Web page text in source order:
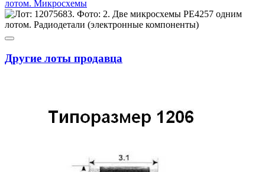
Другие лоты продавца